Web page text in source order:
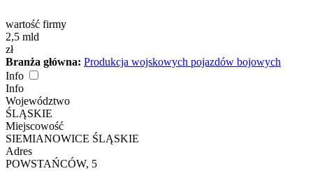
wartość firmy
2,5 mld
zł
Branża główna: Produkcja wojskowych pojazdów bojowych
Info
Info
Województwo
ŚLĄSKIE
Miejscowość
SIEMIANOWICE ŚLĄSKIE
Adres
POWSTAŃCÓW, 5